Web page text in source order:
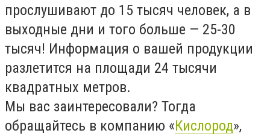
прослушивают до 15 тысяч человек, а в
выходные дни и того больше — 25-30
тысяч! Информация о вашей продукции
разлетится на площади 24 тысячи
квадратных метров.
Мы вас заинтересовали? Тогда
обращайтесь в компанию «Кислород»,